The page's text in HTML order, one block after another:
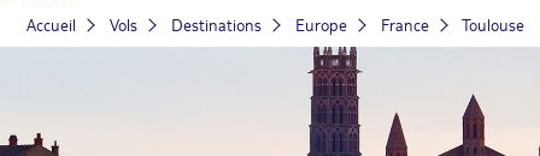
Accueil Vols Destinations Europe France Toulouse